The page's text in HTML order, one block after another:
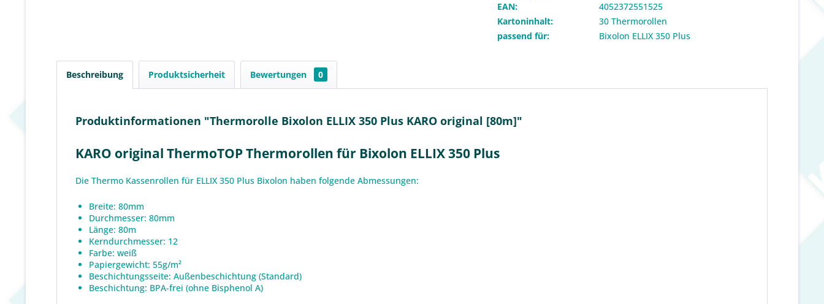
EAN:
4052372551525
Kartoninhalt:
30 Thermorollen
passend für:
Bixolon ELLIX 350 Plus
Beschreibung Produktsicherheit Bewertungen 0
Produktinformationen "Thermorolle Bixolon ELLIX 350 Plus KARO original [80m]"
KARO original ThermoTOP Thermorollen für Bixolon ELLIX 350 Plus
Die Thermo Kassenrollen für ELLIX 350 Plus Bixolon haben folgende Abmessungen:
Breite: 80mm
Durchmesser: 80mm
Länge: 80m
Kerndurchmesser: 12
Farbe: weiß
Papiergewicht: 55g/m²
Beschichtungsseite: Außenbeschichtung (Standard)
Beschichtung: BPA-frei (ohne Bisphenol A)